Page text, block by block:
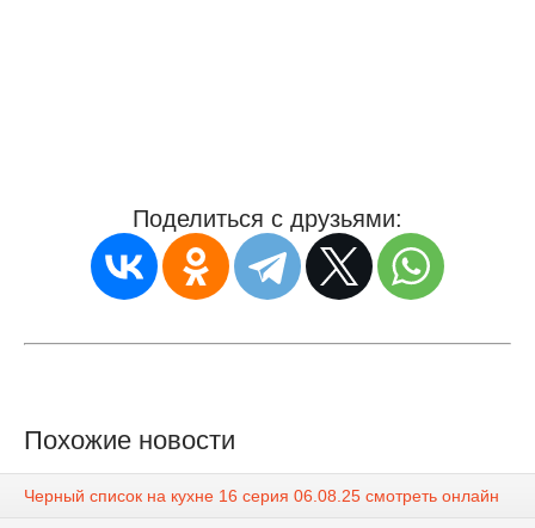
Поделиться с друзьями:
Похожие новости
Черный список на кухне 16 серия 06.08.25 смотреть онлайн